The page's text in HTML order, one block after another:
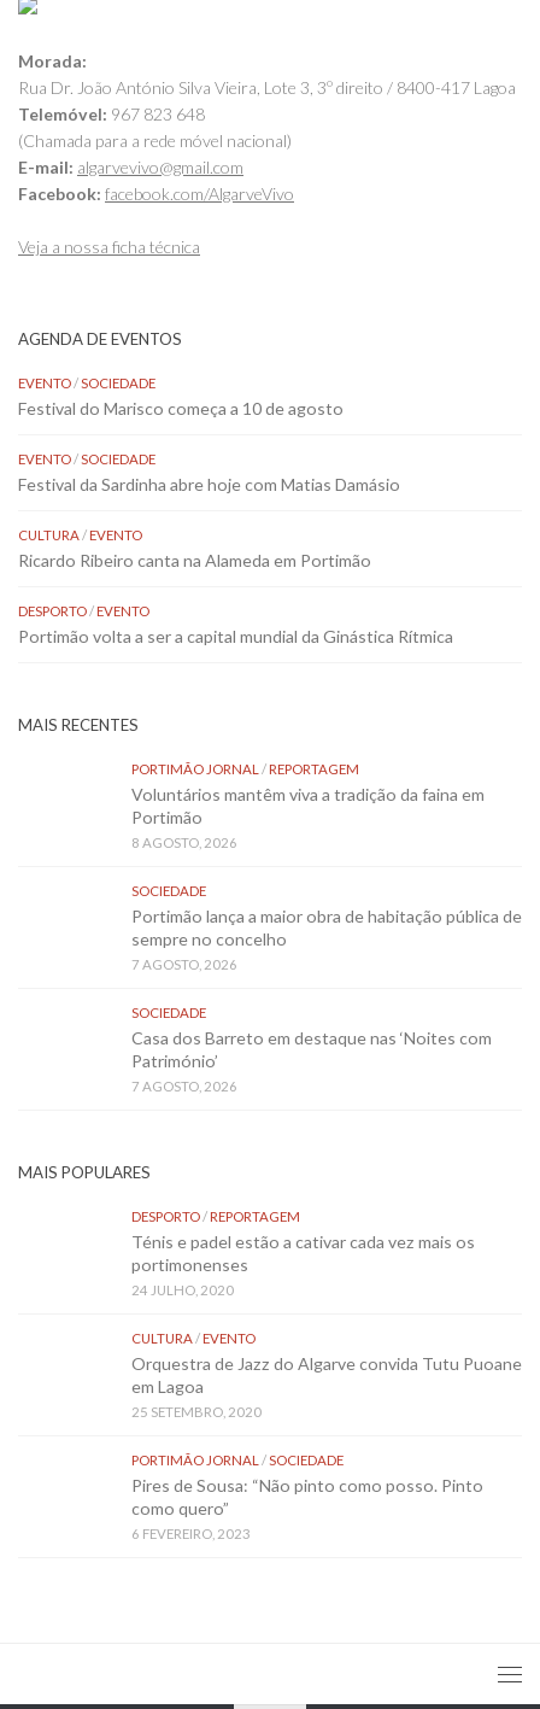
Morada:
Rua Dr. João António Silva Vieira, Lote 3, 3º direito / 8400-417 Lagoa
Telemóvel: 967 823 648
(Chamada para a rede móvel nacional)
E-mail: algarvevivo@gmail.com
Facebook: facebook.com/AlgarveVivo
Veja a nossa ficha técnica
AGENDA DE EVENTOS
EVENTO/SOCIEDADE
Festival do Marisco começa a 10 de agosto
EVENTO/SOCIEDADE
Festival da Sardinha abre hoje com Matias Damásio
CULTURA/EVENTO
Ricardo Ribeiro canta na Alameda em Portimão
DESPORTO/EVENTO
Portimão volta a ser a capital mundial da Ginástica Rítmica
MAIS RECENTES
PORTIMÃO JORNAL /REPORTAGEM
Voluntários mantêm viva a tradição da faina em
Portimão
8 AGOSTO, 2026
SOCIEDADE
Portimão lança a maior obra de habitação pública de
sempre no concelho
7 AGOSTO, 2026
SOCIEDADE
Casa dos Barreto em destaque nas ‘Noites com
Património’
7 AGOSTO, 2026
MAIS POPULARES
DESPORTO/REPORTAGEM
Ténis e padel estão a cativar cada vez mais os
portimonenses
24 JULHO, 2020
CULTURA/EVENTO
Orquestra de Jazz do Algarve convida Tutu Puoane
em Lagoa
25 SETEMBRO, 2020
PORTIMÃO JORNAL /SOCIEDADE
Pires de Sousa: “Não pinto como posso. Pinto
como quero”
6 FEVEREIRO, 2023